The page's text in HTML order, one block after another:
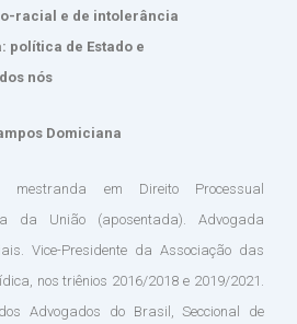
racial e de intolerância
política de Estado e
nós
Domiciana
mestranda em Direito Processual
da União (aposentada). Advogada
Vice-Presidente da Associação das
nos triênios 2016/2018 e 2019/2021.
Advogados do Brasil, Seccional de